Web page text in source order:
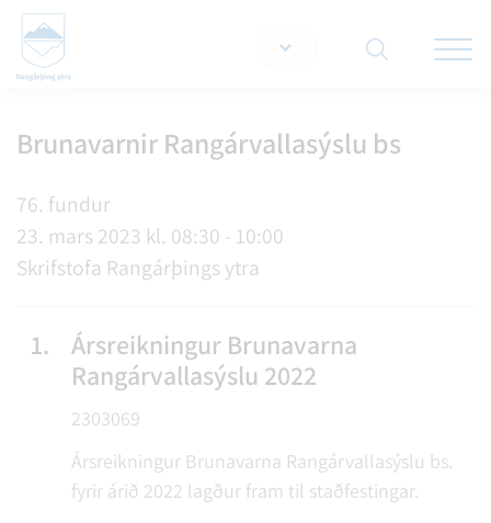
Brunavarnir Rangárvallasýslu bs
76. fundur
23. mars 2023 kl. 08:30 - 10:00
Skrifstofa Rangárþings ytra
1.
Ársreikningur Brunavarna
Rangárvallasýslu 2022
2303069
Ársreikningur Brunavarna Rangárvallasýslu bs.
fyrir árið 2022 lagður fram til staðfestingar.
Leita á vef